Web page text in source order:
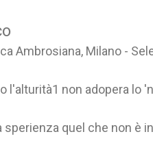
Ambrosiana, Milano -
l'alturità1 non adopera lo
sperienza quel che non è